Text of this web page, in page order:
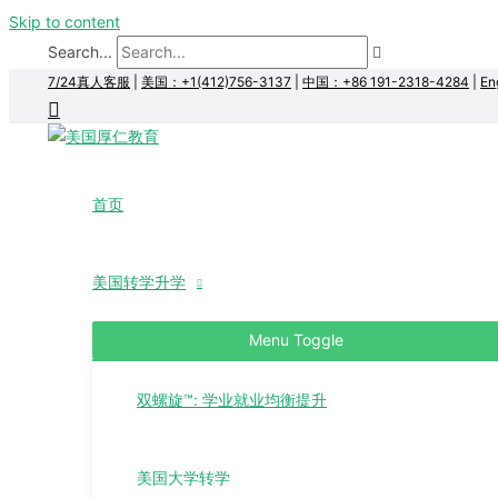
Skip to content
Search...
7/24真人客服 美国：+1(412)756-3137 中国：+86 191-2318-4284
首页
美国转学升学
Menu Toggle
双螺旋™: 学业就业均衡提升
美国大学转学